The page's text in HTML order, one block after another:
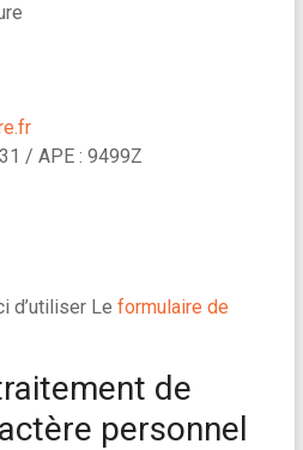
/ APE : 9499Z
d’utiliser Le formulaire de
de
personnel